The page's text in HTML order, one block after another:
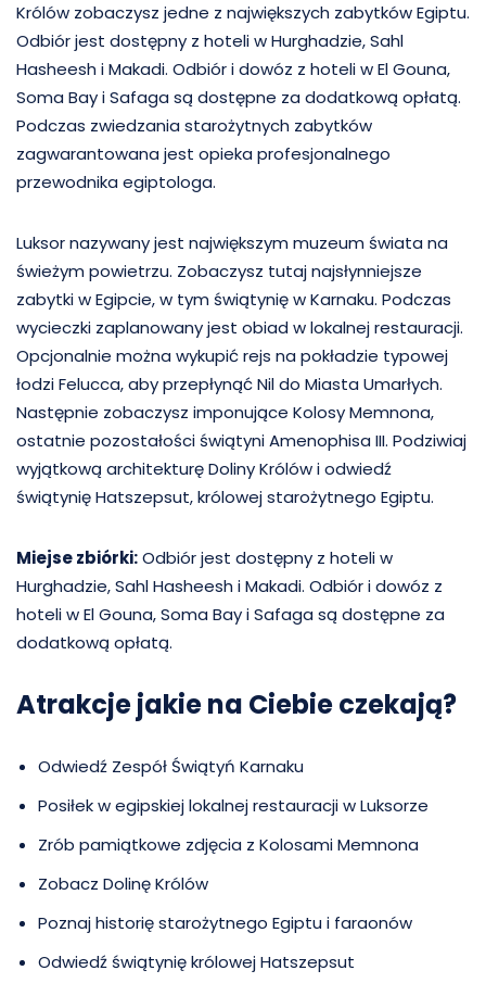
Królów zobaczysz jedne z największych zabytków Egiptu.
Odbiór jest dostępny z hoteli w Hurghadzie, Sahl
Hasheesh i Makadi. Odbiór i dowóz z hoteli w El Gouna,
Soma Bay i Safaga są dostępne za dodatkową opłatą.
Podczas zwiedzania starożytnych zabytków
zagwarantowana jest opieka profesjonalnego
przewodnika egiptologa.
Luksor nazywany jest największym muzeum świata na
świeżym powietrzu. Zobaczysz tutaj najsłynniejsze
zabytki w Egipcie, w tym świątynię w Karnaku. Podczas
wycieczki zaplanowany jest obiad w lokalnej restauracji.
Opcjonalnie można wykupić rejs na pokładzie typowej
łodzi Felucca, aby przepłynąć Nil do Miasta Umarłych.
Następnie zobaczysz imponujące Kolosy Memnona,
ostatnie pozostałości świątyni Amenophisa III. Podziwiaj
wyjątkową architekturę Doliny Królów i odwiedź
świątynię Hatszepsut, królowej starożytnego Egiptu.
Miejse zbiórki:Odbiór jest dostępny z hoteli w
Hurghadzie, Sahl Hasheesh i Makadi. Odbiór i dowóz z
hoteli w El Gouna, Soma Bay i Safaga są dostępne za
dodatkową opłatą.
Atrakcje jakie na Ciebie czekają?
Odwiedź Zespół Świątyń Karnaku
Posiłek w egipskiej lokalnej restauracji w Luksorze
Zrób pamiątkowe zdjęcia z Kolosami Memnona
Zobacz Dolinę Królów
Poznaj historię starożytnego Egiptu i faraonów
Odwiedź świątynię królowej Hatszepsut